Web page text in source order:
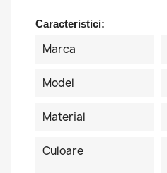
Caracteristici:
Marca
Model
Material
Culoare